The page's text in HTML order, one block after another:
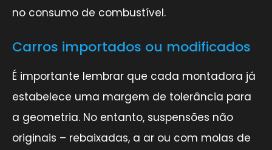
no consumo de combustível.
Carros importados ou modificados
É importante lembrar que cada montadora já
estabelece uma margem de tolerância para
a geometria. No entanto, suspensões não
originais – rebaixadas, a ar ou com molas de